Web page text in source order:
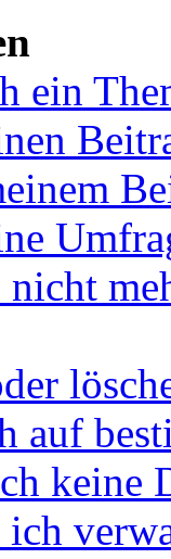
ein
nicht
auf
keine